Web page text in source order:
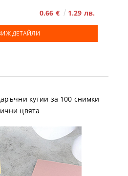
0.66 € 1.29 лв.
ДЕТАЙЛИ
кутии за 100 снимки
цвята